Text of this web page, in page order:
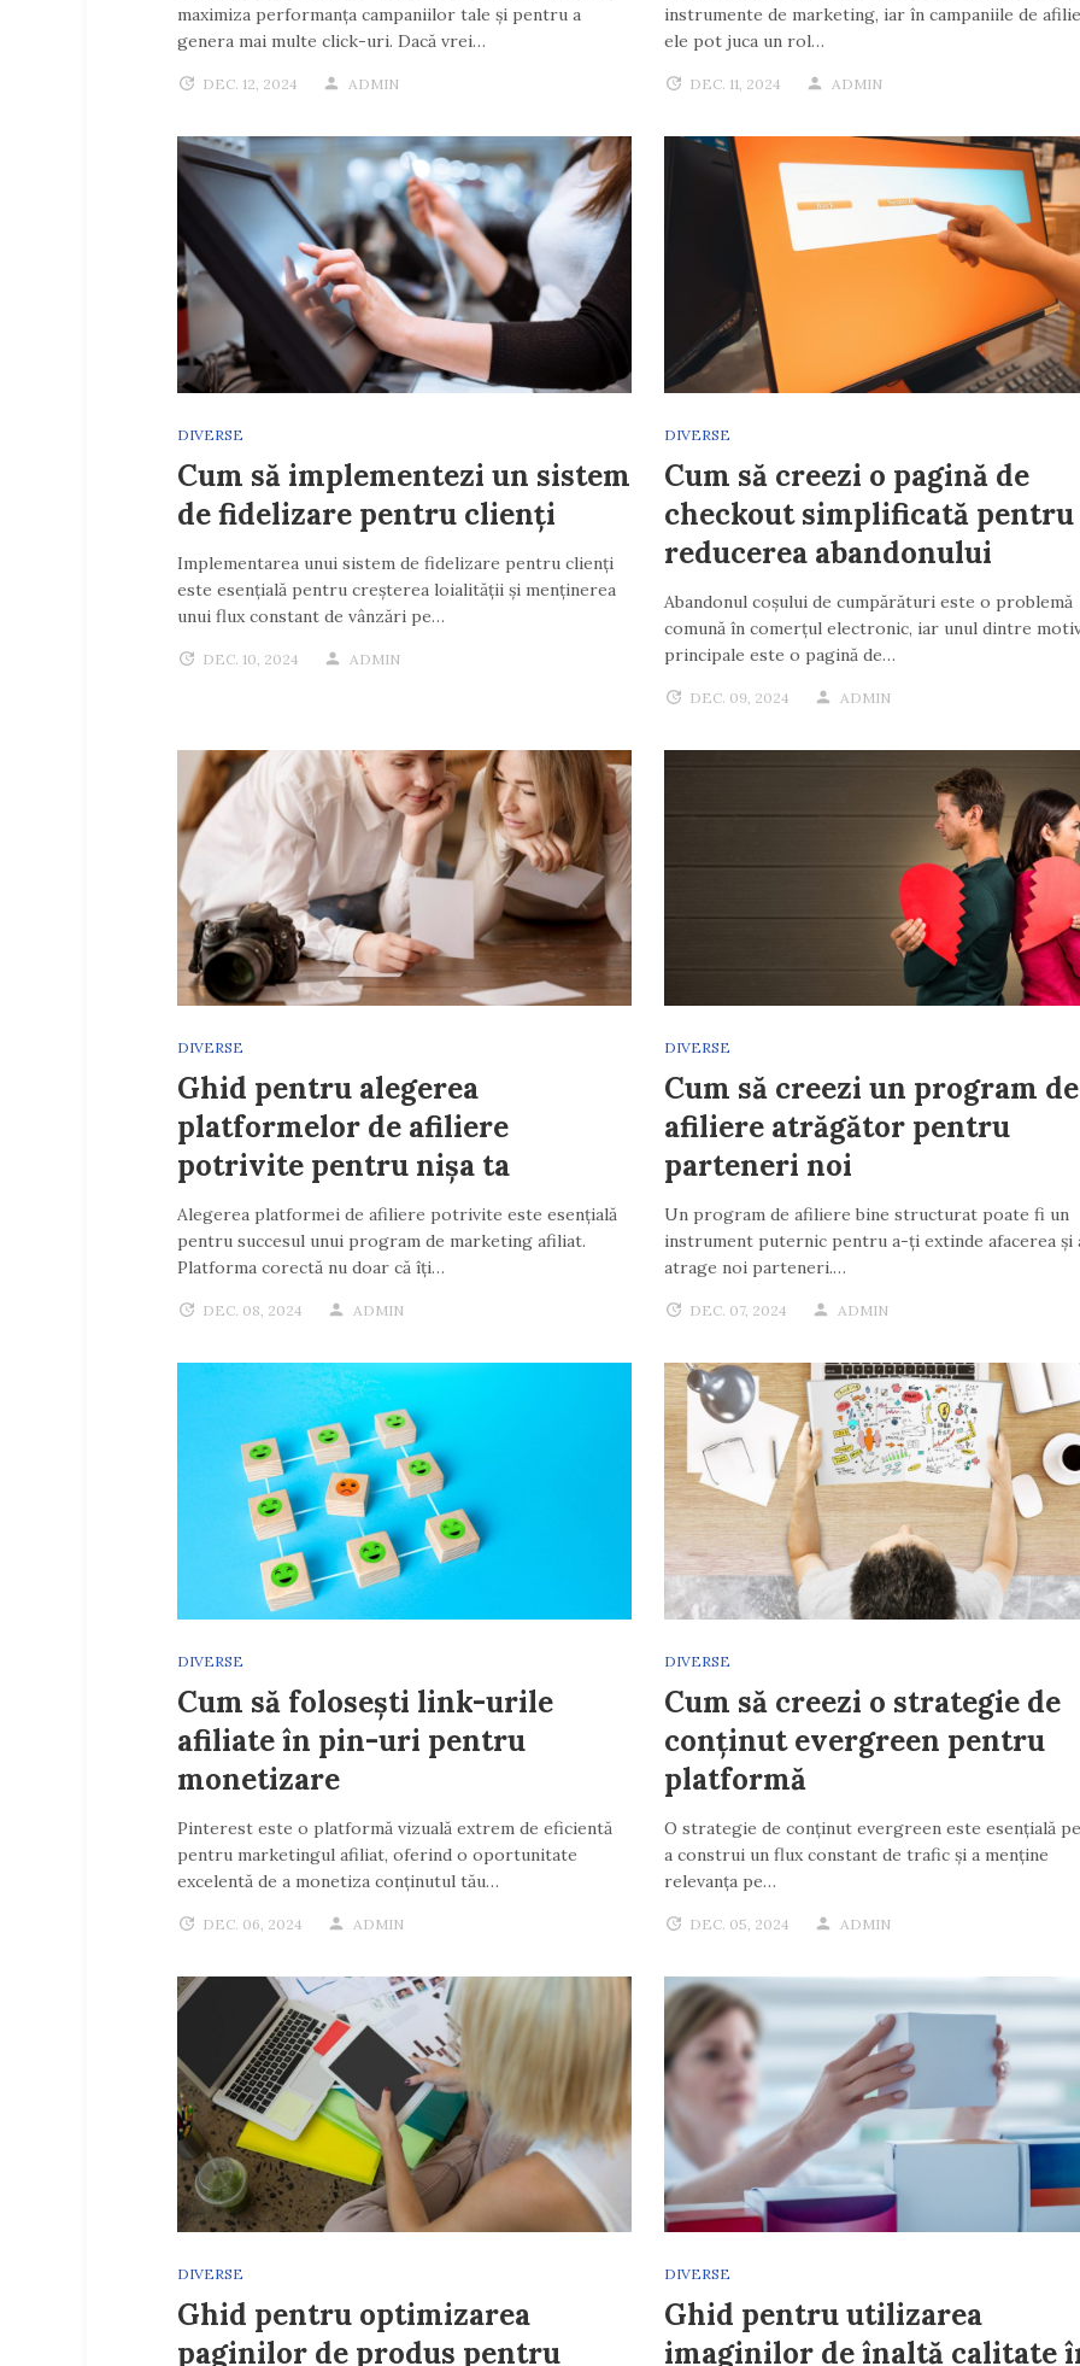
maximiza performanța campaniilor tale și pentru a
genera mai multe click-uri. Dacă vrei…
DEC. 12, 2024 ADMIN
instrumente de marketing, iar în campaniile de
ele pot juca un rol…
DEC. 11, 2024 ADMIN
DIVERSE
Cum să implementezi un sistem
de fidelizare pentru clienți
Implementarea unui sistem de fidelizare pentru clienți
este esențială pentru creșterea loialității și menținerea
unui flux constant de vânzări pe…
DEC. 10, 2024 ADMIN
DIVERSE
Cum să creezi o pagină de
checkout simplificată pentru
reducerea abandonului
Abandonul coșului de cumpărături este o problemă
comună în comerțul electronic, iar unul dintre
principale este o pagină de…
DEC. 09, 2024 ADMIN
DIVERSE
Ghid pentru alegerea
platformelor de afiliere
potrivite pentru nișa ta
Alegerea platformei de afiliere potrivite este esențială
pentru succesul unui program de marketing afiliat.
Platforma corectă nu doar că îți…
DEC. 08, 2024 ADMIN
DIVERSE
Cum să creezi un program de
afiliere atrăgător pentru
parteneri noi
Un program de afiliere bine structurat poate fi un
instrument puternic pentru a-ți extinde afacerea și
atrage noi parteneri.…
DEC. 07, 2024 ADMIN
DIVERSE
Cum să folosești link-urile
afiliate în pin-uri pentru
monetizare
Pinterest este o platformă vizuală extrem de eficientă
pentru marketingul afiliat, oferind o oportunitate
excelentă de a monetiza conținutul tău…
DEC. 06, 2024 ADMIN
DIVERSE
Cum să creezi o strategie de
conținut evergreen pentru
platformă
O strategie de conținut evergreen este esențială
a construi un flux constant de trafic și a menține
relevanța pe…
DEC. 05, 2024 ADMIN
DIVERSE
Ghid pentru optimizarea
paginilor de produs pentru
DIVERSE
Ghid pentru utilizarea
imaginilor de înaltă calitate